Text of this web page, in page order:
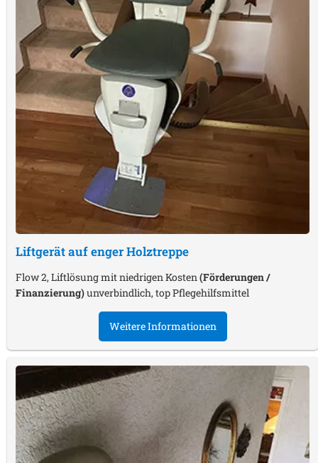
Liftgerät auf enger Holztreppe
Flow 2, Liftlösung mit niedrigen Kosten (Förderungen /
Finanzierung)unverbindlich, top Pflegehilfsmittel
Weitere Informationen